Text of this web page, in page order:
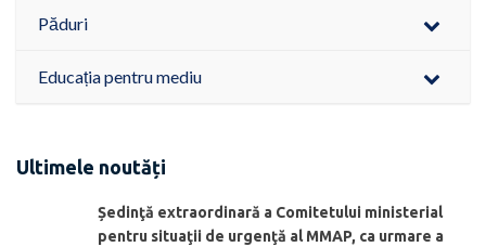
Păduri
Educația pentru mediu
Ultimele noutăți
Ședinţă extraordinară a Comitetului ministerial
pentru situaţii de urgenţă al MMAP, ca urmare a